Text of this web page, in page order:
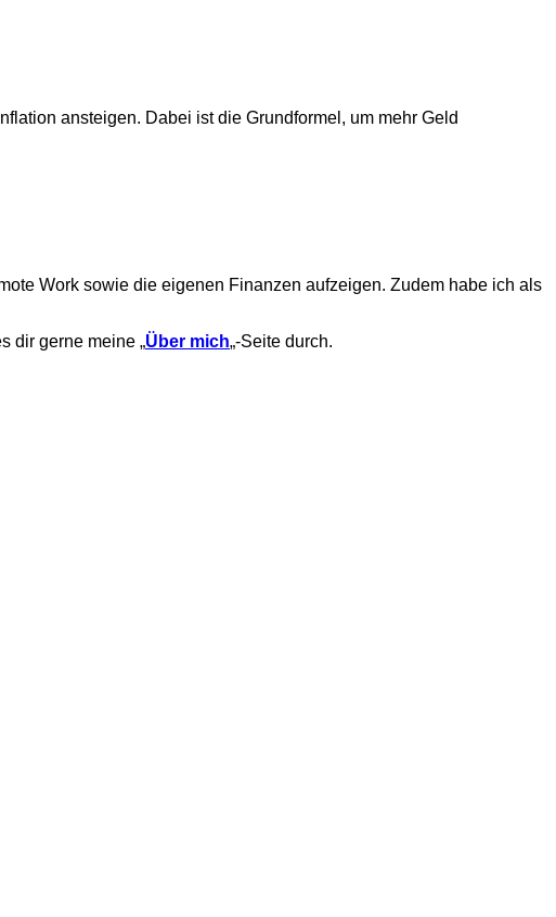
ansteigen. Dabei ist die Grundformel, um mehr Geld
Work sowie die eigenen Finanzen aufzeigen. Zudem habe ich als
dir gerne meine „Über mich„-Seite durch.